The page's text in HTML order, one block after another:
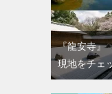
『龍安寺』
現地をチェ